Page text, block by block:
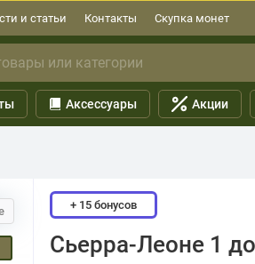
и статьи Контакты Скупка монет
Аксессуары Акции
+ 15 бонусов
Сьерра-Леоне 1